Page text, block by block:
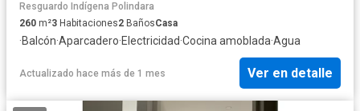
Resguardo Indígena Polindara
260 m²3 Habitaciones2 BañosCasa
·Balcón·Aparcadero·Electricidad·Cocina amoblada·Agua
Actualizado hace más de 1 mes Ver en detalle